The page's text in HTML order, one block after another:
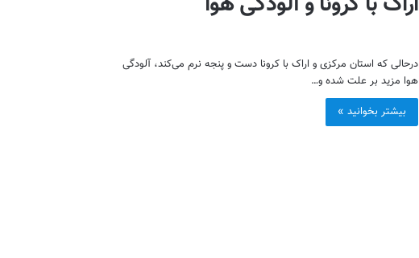
درحالی که استان مرکزی و اراک با کرونا دست و پنجه نرم می‌کند، آلودگی
هوا مزید بر علت شده و…
بیشتر بخوانید »